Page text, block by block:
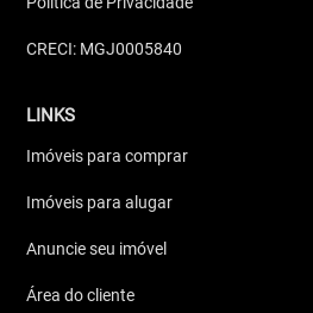
CRECI: MGJ0005840
LINKS
Imóveis para comprar
Imóveis para alugar
Anuncie seu imóvel
Área do cliente